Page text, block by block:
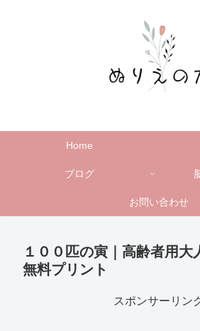
Home
ブログ
お問い合わせ
１００匹の寅｜高齢者用大
無料プリント
スポンサーリン